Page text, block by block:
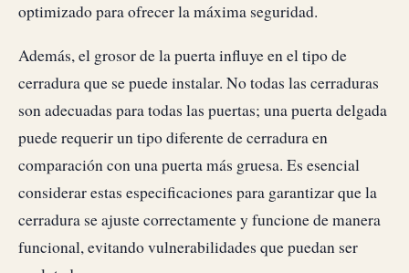
optimizado para ofrecer la máxima seguridad.
Además, el grosor de la puerta influye en el tipo de
cerradura que se puede instalar. No todas las cerraduras
son adecuadas para todas las puertas; una puerta delgada
puede requerir un tipo diferente de cerradura en
comparación con una puerta más gruesa. Es esencial
considerar estas especificaciones para garantizar que la
cerradura se ajuste correctamente y funcione de manera
funcional, evitando vulnerabilidades que puedan ser